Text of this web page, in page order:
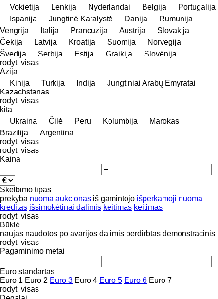
Vokietija
Lenkija Nyderlandai Belgija
Portugalija
Ispanija
Jungtinė Karalystė Danija
Rumunija
Vengrija
Italija Prancūzija Austrija
Slovakija
Čekija
Latvija Kroatija Suomija
Norvegija
Švedija
Serbija Estija Graikija
Slovėnija
rodyti visas
Azija
Kinija
Turkija Indija
Jungtiniai Arabų Emyratai
Kazachstanas
rodyti visas
kita
Ukraina
Čilė Peru Kolumbija
Marokas
Brazilija
Argentina
rodyti visas
rodyti visas
Kaina
–
Skelbimo tipas
prekyba nuoma aukcionas iš gamintojo išperkamoji nuoma
kreditas išsimokėtinai dalimis keitimas keitimas
rodyti visas
Būklė
naujas naudotos po avarijos dalimis perdirbtas demonstracinis
rodyti visas
Pagaminimo metai
–
Euro standartas
Euro 1 Euro 2 Euro 3 Euro 4 Euro 5 Euro 6 Euro 7
rodyti visas